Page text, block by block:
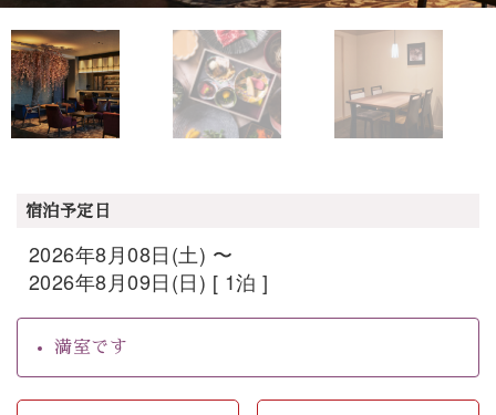
宿泊予定日
2026年8月08日(土) 〜
2026年8月09日(日) [ 1泊 ]
満室です